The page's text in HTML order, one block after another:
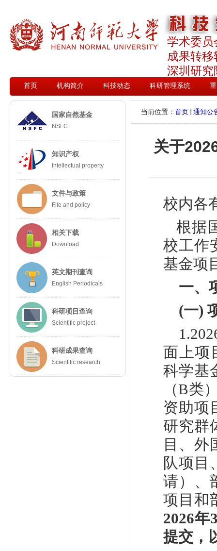
学术委员
成果转
深圳研究
首页 机构简介 科技动态 科研管理系统
国家自然基金
NSFC
知识产权
Intellectual property
文件与政策
File and policy
相关下载
Download
英文期刊查询
English Periodicals
科研项目查询
Scientific project
科研成果查询
Scientific research
当前位置： 首页 通知公
关于
校内各
根据
校工作
基金项
一、
(一)
1.202
面上项
科学基
（B类
资助项
研究群
目、外
队项目
请）、
项目和
2026年
提交